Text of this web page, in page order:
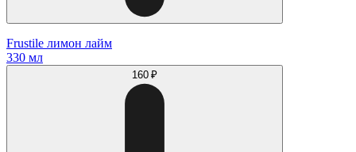
Frustile лимон лайм
330 мл
160 ₽